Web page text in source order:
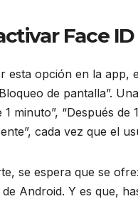
Face
esta opción en la app,
de pantalla”.
1 minuto”, “Después
cada vez que el
se espera que se
Android. Y es que,